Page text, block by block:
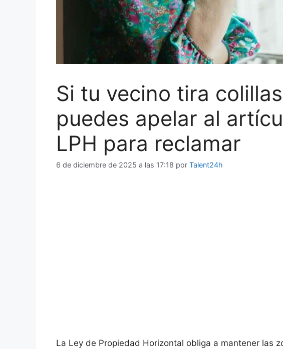
Si tu vecino tira
puedes apelar al
LPH para reclamar
6 de diciembre de 2025 a las 17:18 por Talent24h
La Ley de Propiedad Horizontal obliga a mantener las